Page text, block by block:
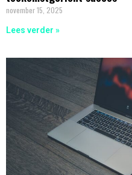
november 15, 2025
Lees verder »